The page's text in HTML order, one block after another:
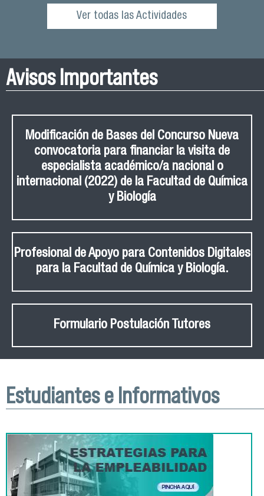
Ver todas las Actividades
Avisos Importantes
Modificación de Bases del Concurso Nueva
convocatoria para financiar la visita de
especialista académico/a nacional o
internacional (2022) de la Facultad de Química
y Biología
Profesional de Apoyo para Contenidos Digitales
para la Facultad de Química y Biología.
Formulario Postulación Tutores
Estudiantes e Informativos